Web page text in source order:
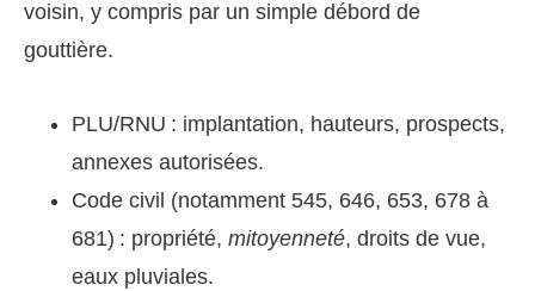
voisin, y compris par un simple débord de
gouttière.
PLU/RNU : implantation, hauteurs, prospects,
annexes autorisées.
Code civil (notamment 545, 646, 653, 678 à
681) : propriété, mitoyenneté, droits de vue,
eaux pluviales.